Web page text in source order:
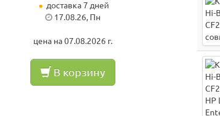
доставка 7 дней
17.08.26, Пн
цена на 07.08.2026 г.
В корзину